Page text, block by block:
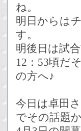
ね。
明日からは
す。
明後日は試
12：53頃だ
の方へ♪
今日は卓田
でその話題